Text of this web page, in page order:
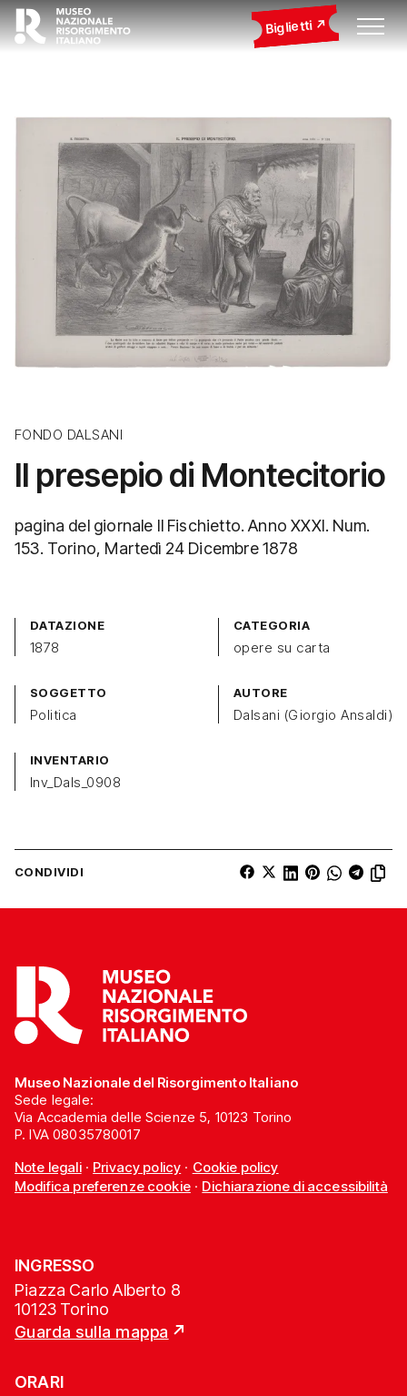
Biglietti
FONDO DALSANI
Il presepio di Montecitorio
pagina del giornale Il Fischietto. Anno XXXI. Num.
153. Torino, Martedì 24 Dicembre 1878
DATAZIONE
1878
CATEGORIA
opere su carta
SOGGETTO
Politica
AUTORE
Dalsani (Giorgio Ansaldi)
INVENTARIO
Inv_Dals_0908
CONDIVIDI
Museo Nazionale del Risorgimento Italiano
Sede legale:
Via Accademia delle Scienze 5, 10123 Torino
P. IVA 08035780017
Note legali· Privacy policy · Cookie policy
Modifica preferenze cookie· Dichiarazione di accessibilità
INGRESSO
Piazza Carlo Alberto 8
10123 Torino
Guarda sulla mappa
ORARI